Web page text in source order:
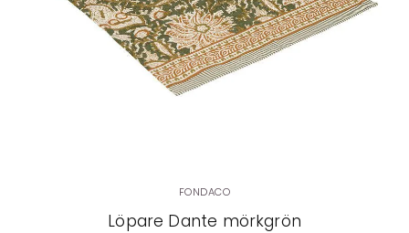
FONDACO
Löpare Dante mörkgrön